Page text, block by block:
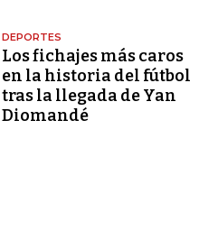
DEPORTES
Los fichajes más caros
en la historia del fútbol
tras la llegada de Yan
Diomandé